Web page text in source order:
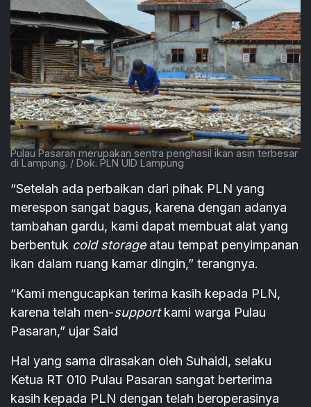
Pulau Pasaran merupakan sentra penghasil ikan asin terbesar
di Lampung. / Dok. PLN UID Lampung
“Setelah ada perbaikan dari pihak PLN yang
merespon sangat bagus, karena dengan adanya
tambahan gardu, kami dapat membuat alat yang
berbentuk cold storage atau tempat penyimpanan
ikan dalam ruang kamar dingin,” terangnya.
“Kami mengucapkan terima kasih kepada PLN,
karena telah men-supportkami warga Pulau
Pasaran,” ujar Said
Hal yang sama dirasakan oleh Suhaidi, selaku
Ketua RT 010 Pulau Pasaran sangat berterima
kasih kepada PLN dengan telah beroperasinya